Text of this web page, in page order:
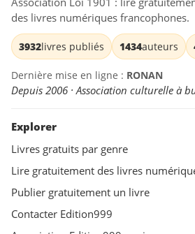
des livres numériques francophones.
3932livres publiés 1434auteurs
Dernière mise en ligne : RONAN
Depuis 2006 · Association culturelle à
Explorer
Livres gratuits par genre
Lire gratuitement des livres
Publier gratuitement un livre
Contacter Edition999